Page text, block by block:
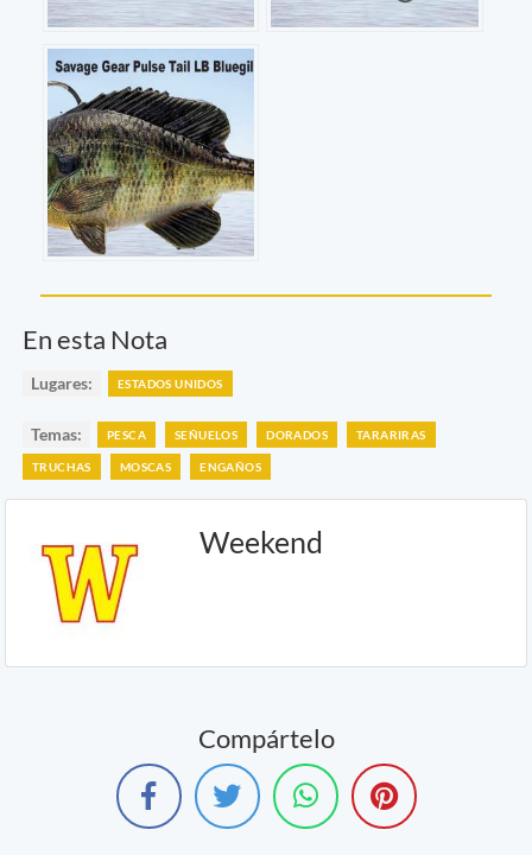
En esta Nota
Lugares: ESTADOS UNIDOS
Temas: PESCA SEÑUELOS DORADOS TARARIRAS
TRUCHAS MOSCAS ENGAÑOS
Weekend
Compártelo